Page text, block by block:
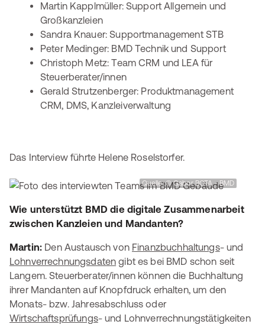
Martin Kapplmüller: Support Allgemein und
Großkanzleien
Sandra Knauer: Supportmanagement STB
Peter Medinger: BMD Technik und Support
Christoph Metz: Team CRM und LEA für
Steuerberater/innen
Gerald Strutzenberger: Produktmanagement
CRM, DMS, Kanzleiverwaltung
Das Interview führte Helene Roselstorfer.
Quelle: © Gabor BOTA - BMD
Wie unterstützt BMD die digitale Zusammenarbeit
zwischen Kanzleien und Mandanten?
Martin: Den Austausch von Finanzbuchhaltungs- und
Lohnverrechnungsdaten gibt es bei BMD schon seit
Langem. Steuerberater/innen können die Buchhaltung
ihrer Mandanten auf Knopfdruck erhalten, um den
Monats- bzw. Jahresabschluss oder
Wirtschaftsprüfungs- und Lohnverrechnungstätigkeiten